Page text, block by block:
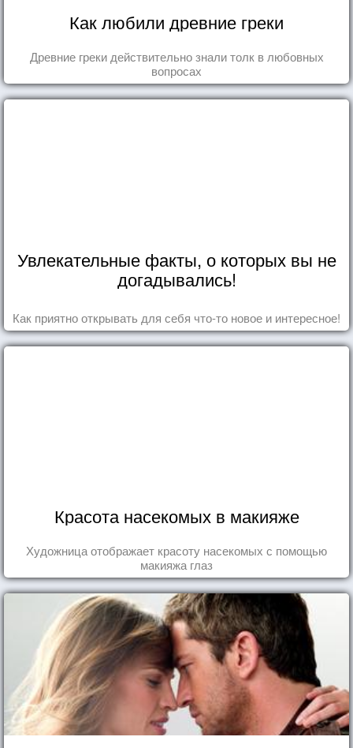
Как любили древние греки
Древние греки действительно знали толк в любовных
вопросах
Увлекательные факты, о которых вы не
догадывались!
Как приятно открывать для себя что-то новое и интересное!
Красота насекомых в макияже
Художница отображает красоту насекомых с помощью
макияжа глаз